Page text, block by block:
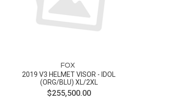
FOX
2019 V3 HELMET VISOR - IDOL
(ORG/BLU) XL/2XL
$255,500.00